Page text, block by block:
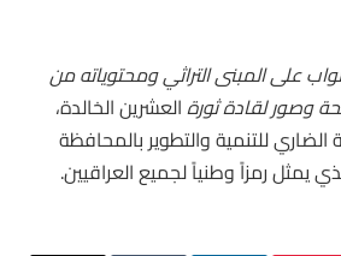
على المبنى التراثي ومحتوياته من
وصور لقادة ثورةالعشرين الخالدة،
للتنمية والتطوير بالمحافظة
يمثل رمزاً وطنياً لجميع العراقيين.